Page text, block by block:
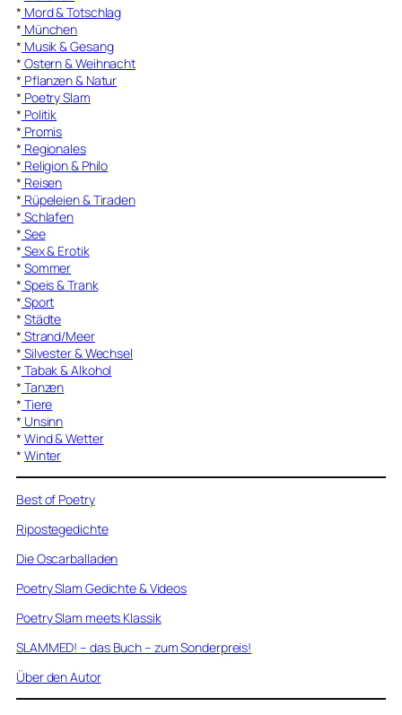
* Mord & Totschlag
* München
* Musik & Gesang
* Ostern & Weihnacht
* Pflanzen & Natur
* Poetry Slam
* Politik
* Promis
* Regionales
* Religion & Philo
* Reisen
* Rüpeleien & Tiraden
* Schlafen
* See
* Sex & Erotik
* Sommer
* Speis & Trank
* Sport
* Städte
* Strand/Meer
* Silvester & Wechsel
* Tabak & Alkohol
* Tanzen
* Tiere
* Unsinn
* Wind & Wetter
* Winter
Best of Poetry
Ripostegedichte
Die Oscarballaden
Poetry Slam Gedichte & Videos
Poetry Slam meets Klassik
SLAMMED! – das Buch – zum Sonderpreis!
Über den Autor